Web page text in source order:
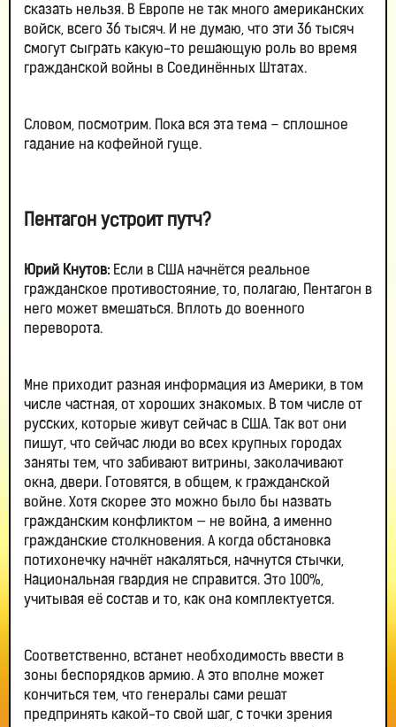
сказать нельзя. В Европе не так много американских
войск, всего 36 тысяч. И не думаю, что эти 36 тысяч
смогут сыграть какую-то решающую роль во время
гражданской войны в Соединённых Штатах.
Словом, посмотрим. Пока вся эта тема – сплошное
гадание на кофейной гуще.
Пентагон устроит путч?
Юрий Кнутов:Если в США начнётся реальное
гражданское противостояние, то, полагаю, Пентагон в
него может вмешаться. Вплоть до военного
переворота.
Мне приходит разная информация из Америки, в том
числе частная, от хороших знакомых. В том числе от
русских, которые живут сейчас в США. Так вот они
пишут, что сейчас люди во всех крупных городах
заняты тем, что забивают витрины, заколачивают
окна, двери. Готовятся, в общем, к гражданской
войне. Хотя скорее это можно было бы назвать
гражданским конфликтом — не война, а именно
гражданские столкновения. А когда обстановка
потихонечку начнёт накаляться, начнутся стычки,
Национальная гвардия не справится. Это 100%,
учитывая её состав и то, как она комплектуется.
Соответственно, встанет необходимость ввести в
зоны беспорядков армию. А это вполне может
кончиться тем, что генералы сами решат
предпринять какой-то свой шаг, с точки зрения